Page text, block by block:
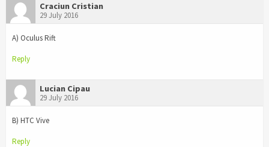
Craciun Cristian
29 July 2016
А) Oculus Rift
Reply
Lucian Cipau
29 July 2016
B) HTC Vive
Reply